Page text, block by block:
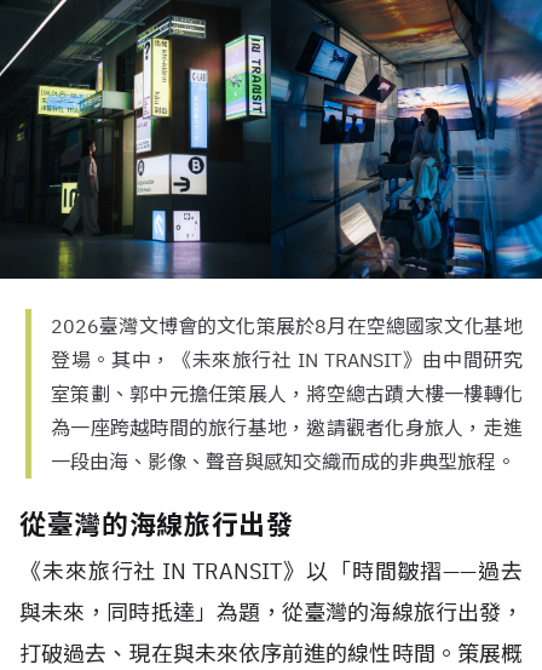
2026臺灣文博會的文化策展於8月在空總國家文化基地
登場。其中，《未來旅行社 IN TRANSIT》由中間研究
室策劃、郭中元擔任策展人，將空總古蹟大樓一樓轉化
為一座跨越時間的旅行基地，邀請觀者化身旅人，走進
一段由海、影像、聲音與感知交織而成的非典型旅程。
從臺灣的海線旅行出發
《未來旅行社 IN TRANSIT》以「時間皺摺——過去
與未來，同時抵達」為題，從臺灣的海線旅行出發，
打破過去、現在與未來依序前進的線性時間。策展概